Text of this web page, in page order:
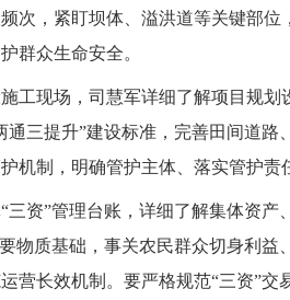
次，紧盯坝体、溢洪道等关键部
群众生命安全。
工现场，司慧军详细了解项目规
三提升”建设标准，完善田间道
机制，明确管护主体、落实管护责
资”管理台账，详细了解集体资
质基础，事关农民群众切身利益
营长效机制。要严格规范“三资”